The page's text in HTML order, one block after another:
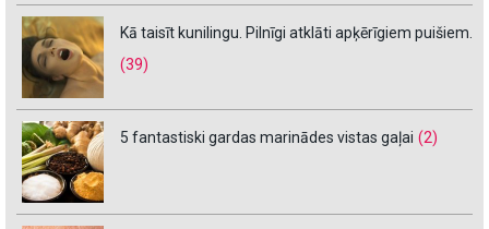
Kā taisīt kunilingu. Pilnīgi atklāti apķērīgiem puišiem.
(39)
5 fantastiski gardas marinādes vistas gaļai (2)